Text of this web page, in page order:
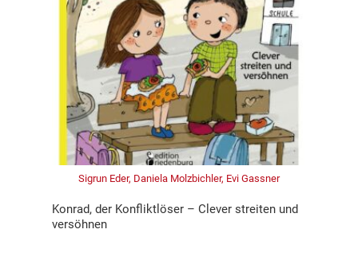
Sigrun Eder, Daniela Molzbichler, Evi Gassner
Konrad, der Konfliktlöser – Clever streiten und
versöhnen